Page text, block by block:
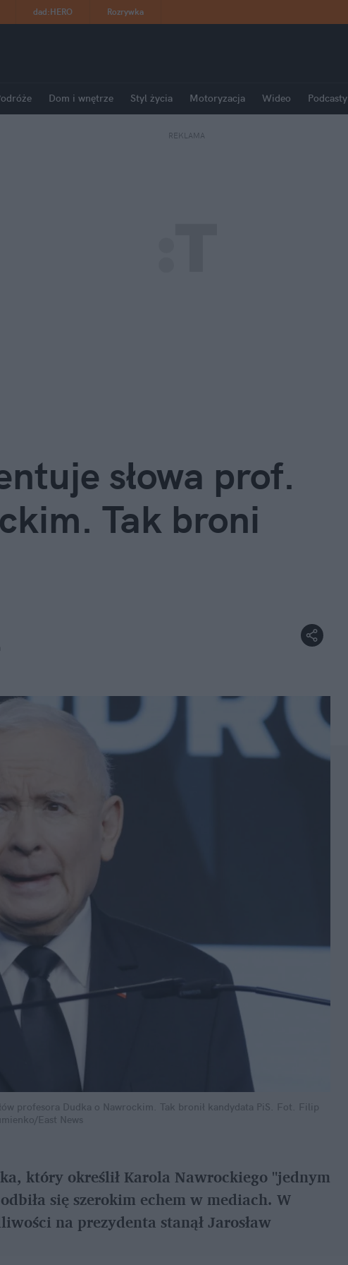
dad:HERO Rozrywka
Dom i wnętrze Styl życia Motoryzacja Wideo Podcasty
REKLAMA
słowa prof.
Tak broni
profesora Dudka o Nawrockim. Tak bronił kandydata PiS.
Fot. Filip
East News
który określił Karola Nawrockiego "jednym
się szerokim echem w mediach. W
na prezydenta stanął Jarosław